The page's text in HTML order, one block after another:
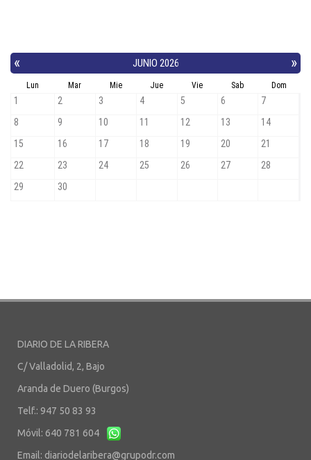
DIARIO DE LA RIBERA
C/ Valladolid, 2, Bajo
Aranda de Duero (Burgos)
Telf.: 947 50 83 93
Móvil: 640 781 604
Email: diariodelaribera@grupodr.com